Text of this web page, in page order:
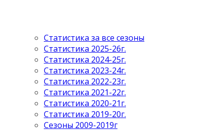
Статистика за все сезоны
Статистика 2025-26г.
Статистика 2024-25г.
Статистика 2023-24г.
Статистика 2022-23г.
Статистика 2021-22г.
Статистика 2020-21г.
Статистика 2019-20г.
Сезоны 2009-2019г